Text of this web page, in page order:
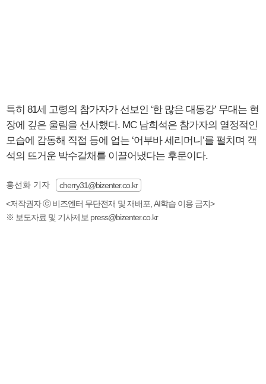
특히 81세 고령의 참가자가 선보인 ‘한 많은 대동강’ 무대는 현
장에 깊은 울림을 선사했다. MC 남희석은 참가자의 열정적인
모습에 감동해 직접 등에 업는 ‘어부바 세리머니’를 펼치며 객
석의 뜨거운 박수갈채를 이끌어냈다는 후문이다.
홍선화 기자
cherry31@bizenter.co.kr
<저작권자 ⓒ 비즈엔터 무단전재 및 재배포, AI학습 이용 금지>
※ 보도자료 및 기사제보 press@bizenter.co.kr